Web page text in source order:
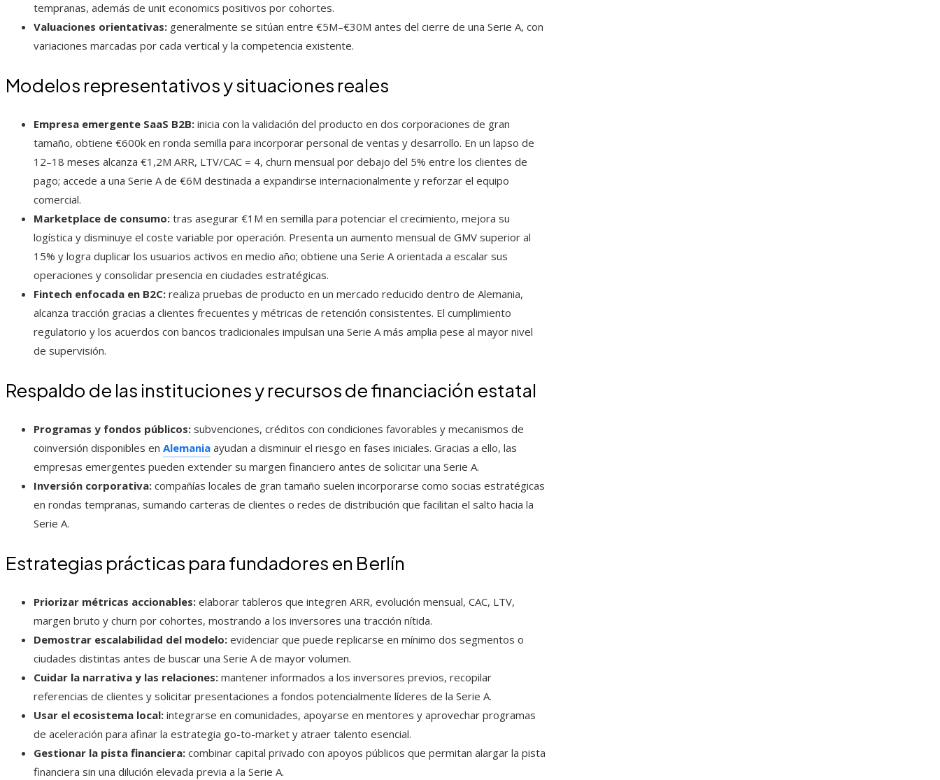
tempranas, además de unit economics positivos por cohortes.
Valuaciones orientativas: generalmente se sitúan entre €5M–€30M antes del cierre de una Serie A, con
variaciones marcadas por cada vertical y la competencia existente.
Modelos representativos y situaciones reales
Empresa emergente SaaS B2B: inicia con la validación del producto en dos corporaciones de gran
tamaño, obtiene €600k en ronda semilla para incorporar personal de ventas y desarrollo. En un lapso de
12–18 meses alcanza €1,2M ARR, LTV/CAC = 4, churn mensual por debajo del 5% entre los clientes de
pago; accede a una Serie A de €6M destinada a expandirse internacionalmente y reforzar el equipo
comercial.
Marketplace de consumo: tras asegurar €1M en semilla para potenciar el crecimiento, mejora su
logística y disminuye el coste variable por operación. Presenta un aumento mensual de GMV superior al
15% y logra duplicar los usuarios activos en medio año; obtiene una Serie A orientada a escalar sus
operaciones y consolidar presencia en ciudades estratégicas.
Fintech enfocada en B2C: realiza pruebas de producto en un mercado reducido dentro de Alemania,
alcanza tracción gracias a clientes frecuentes y métricas de retención consistentes. El cumplimiento
regulatorio y los acuerdos con bancos tradicionales impulsan una Serie A más amplia pese al mayor nivel
de supervisión.
Respaldo de las instituciones y recursos de financiación estatal
Programas y fondos públicos: subvenciones, créditos con condiciones favorables y mecanismos de
coinversión disponibles en Alemania ayudan a disminuir el riesgo en fases iniciales. Gracias a ello, las
empresas emergentes pueden extender su margen financiero antes de solicitar una Serie A.
Inversión corporativa: compañías locales de gran tamaño suelen incorporarse como socias estratégicas
en rondas tempranas, sumando carteras de clientes o redes de distribución que facilitan el salto hacia la
Serie A.
Estrategias prácticas para fundadores en Berlín
Priorizar métricas accionables: elaborar tableros que integren ARR, evolución mensual, CAC, LTV,
margen bruto y churn por cohortes, mostrando a los inversores una tracción nítida.
Demostrar escalabilidad del modelo: evidenciar que puede replicarse en mínimo dos segmentos o
ciudades distintas antes de buscar una Serie A de mayor volumen.
Cuidar la narrativa y las relaciones: mantener informados a los inversores previos, recopilar
referencias de clientes y solicitar presentaciones a fondos potencialmente líderes de la Serie A.
Usar el ecosistema local: integrarse en comunidades, apoyarse en mentores y aprovechar programas
de aceleración para afinar la estrategia go-to-market y atraer talento esencial.
Gestionar la pista financiera: combinar capital privado con apoyos públicos que permitan alargar la pista
financiera sin una dilución elevada previa a la Serie A.